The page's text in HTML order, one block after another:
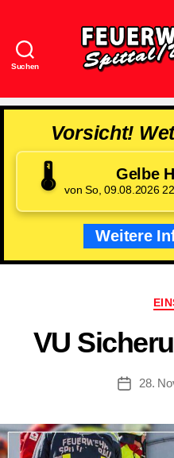
Suchen
Vorsicht!
🌡️ Gelbe
von So, 09.08.2026
Weitere
VU
28.